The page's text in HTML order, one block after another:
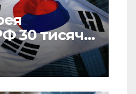
30 тисяч